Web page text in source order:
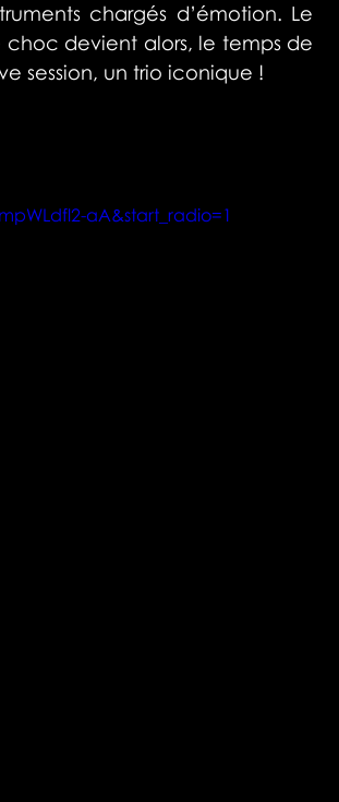
chargés d’émotion. Le
choc devient alors, le temps de
session, un trio iconique !
aA&start_radio=1